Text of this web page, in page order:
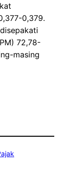
0,379.
72,78-
masing